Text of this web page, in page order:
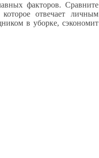
факторов. Сравните
отвечает личным
в уборке, сэкономит